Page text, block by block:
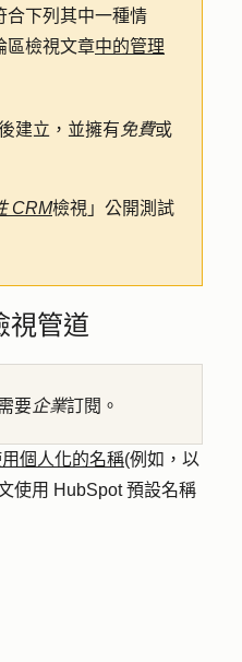
合下列其中一種情
區檢視文章中的管理
建立，並擁有 免費或
CRM檢視」公開測試
視管道
要企業訂閱。
個人化的名稱(例如，以
使用 HubSpot 預設名稱